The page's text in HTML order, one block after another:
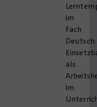
im
Fach
Deutsch.
als
im